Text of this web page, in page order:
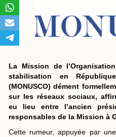
La Mission de
stabilisation en
(MONUSCO) dément
sur les réseaux sociaux,
eu lieu entre l’ancien
responsables de la Mission à
Cette rumeur, appuyée par